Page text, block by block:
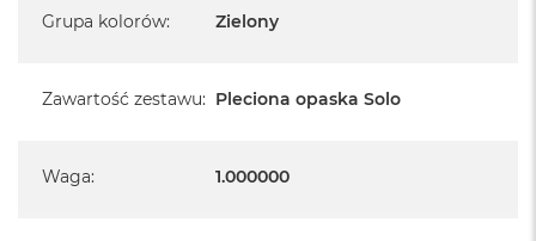
Grupa kolorów: Zielony
Zawartość zestawu: Pleciona opaska Solo
Waga: 1.000000